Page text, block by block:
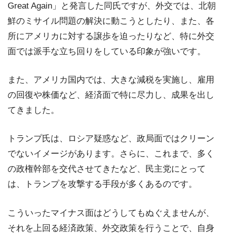
Great Again」と発言した同氏ですが、外交では、北朝
鮮のミサイル問題の解決に動こうとしたり、また、各
所にアメリカに対する譲歩を迫ったりなど、特に外交
面では派手な立ち回りをしている印象が強いです。
また、アメリカ国内では、大きな減税を実施し、雇用
の回復や株価など、経済面で特に尽力し、成果を出し
てきました。
トランプ氏は、ロシア疑惑など、政局面ではクリーン
でないイメージがあります。さらに、これまで、多く
の政権幹部を交代させてきたなど、民主党にとって
は、トランプを攻撃する手段が多くあるのです。
こういったマイナス面はどうしてもぬぐえませんが、
それを上回る経済政策、外交政策を行うことで、自身